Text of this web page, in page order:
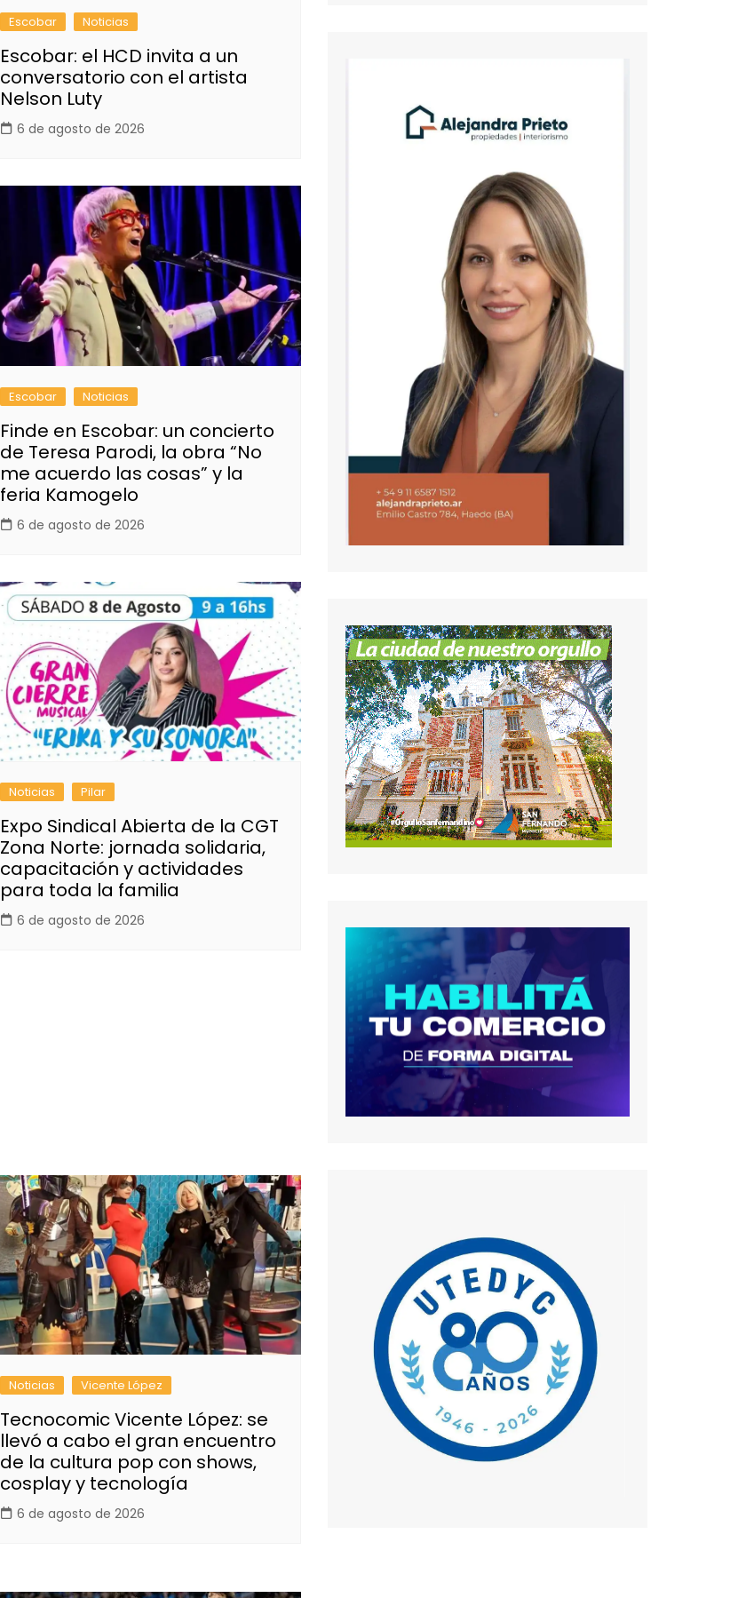
Escobar Noticias
Escobar: el HCD invita a un
conversatorio con el artista
Nelson Luty
6 de agosto de 2026
Escobar Noticias
Finde en Escobar: un concierto
de Teresa Parodi, la obra “No
me acuerdo las cosas” y la
feria Kamogelo
6 de agosto de 2026
Noticias Pilar
Expo Sindical Abierta de la CGT
Zona Norte: jornada solidaria,
capacitación y actividades
para toda la familia
6 de agosto de 2026
Noticias Vicente López
Tecnocomic Vicente López: se
llevó a cabo el gran encuentro
de la cultura pop con shows,
cosplay y tecnología
6 de agosto de 2026